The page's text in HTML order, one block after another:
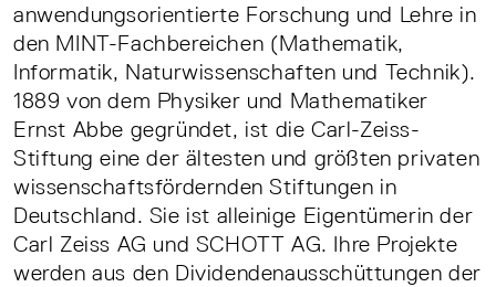
anwendungsorientierte Forschung und Lehre in
den MINT-Fachbereichen (Mathematik,
Informatik, Naturwissenschaften und Technik).
1889 von dem Physiker und Mathematiker
Ernst Abbe gegründet, ist die Carl-Zeiss-
Stiftung eine der ältesten und größten privaten
wissenschaftsfördernden Stiftungen in
Deutschland. Sie ist alleinige Eigentümerin der
Carl Zeiss AG und SCHOTT AG. Ihre Projekte
werden aus den Dividendenausschüttungen der